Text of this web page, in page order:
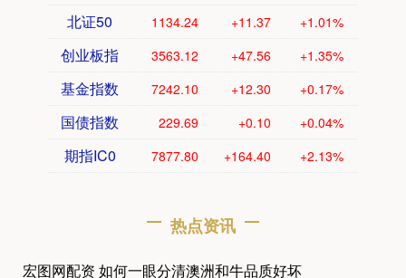
北证50 1134.24 +11.37 +1.01%
创业板指 3563.12 +47.56 +1.35%
基金指数 7242.10 +12.30 +0.17%
国债指数 229.69 +0.10 +0.04%
期指IC0 7877.80 +164.40 +2.13%
热点资讯
宏图网配资 如何一眼分清澳洲和牛品质好坏